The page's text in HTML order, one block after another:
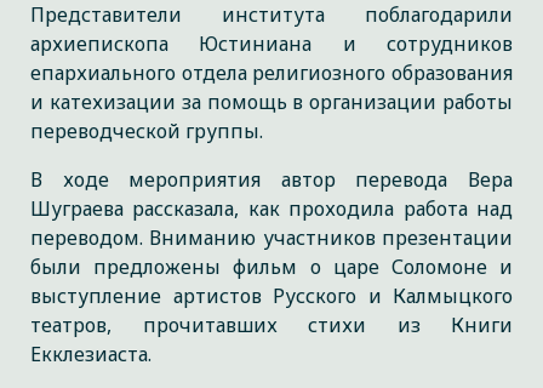
Представители института поблагодарили
архиепископа Юстиниана и сотрудников
епархиального отдела религиозного образования
и катехизации за помощь в организации работы
переводческой группы.
В ходе мероприятия автор перевода Вера
Шуграева рассказала, как проходила работа над
переводом. Вниманию участников презентации
были предложены фильм о царе Соломоне и
выступление артистов Русского и Калмыцкого
театров, прочитавших стихи из Книги
Екклезиаста.